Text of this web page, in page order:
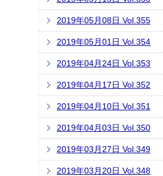
2019年05月08日 Vol.355
2019年05月01日 Vol.354
2019年04月24日 Vol.353
2019年04月17日 Vol.352
2019年04月10日 Vol.351
2019年04月03日 Vol.350
2019年03月27日 Vol.349
2019年03月20日 Vol.348